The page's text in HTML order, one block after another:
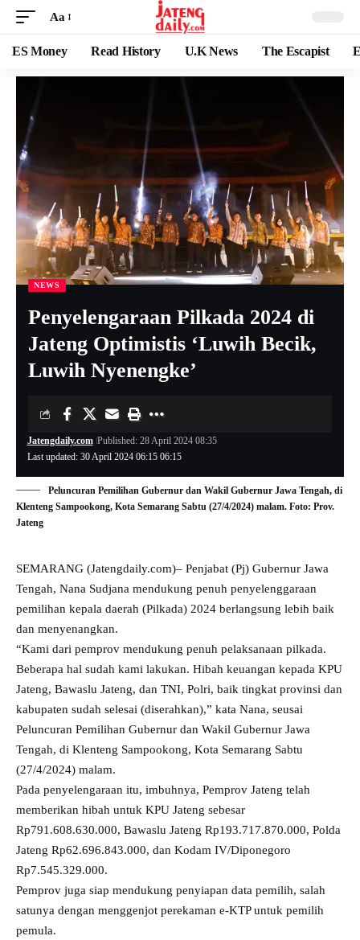
Aa
ES Money Read History U.K News The Escapist
NEWS
Penyelengaraan Pilkada 2024 di
Jateng Optimistis ‘Luwih Becik,
Luwih Nyenengke’
Last updated: 30 April 2024 06:15 06:15
Jatengdaily.com Published: 28 April 2024 08:35
Peluncuran Pemilihan Gubernur dan Wakil Gubernur Jawa Tengah, di
Klenteng Sampookong, Kota Semarang Sabtu (27/4/2024) malam. Foto: Prov.
Jateng
SEMARANG (Jatengdaily.com)– Penjabat (Pj) Gubernur Jawa
Tengah, Nana Sudjana mendukung penuh penyelenggaraan
pemilihan kepala daerah (Pilkada) 2024 berlangsung lebih baik
dan menyenangkan.
“Kami dari pemprov mendukung penuh pelaksanaan pilkada.
Beberapa hal sudah kami lakukan. Hibah keuangan kepada KPU
Jateng, Bawaslu Jateng, dan TNI, Polri, baik tingkat provinsi dan
kabupaten sudah selesai (diserahkan),” kata Nana, seusai
Peluncuran Pemilihan Gubernur dan Wakil Gubernur Jawa
Tengah, di Klenteng Sampookong, Kota Semarang Sabtu
(27/4/2024) malam.
Pada penyelengaraan itu, imbuhnya, Pemprov Jateng telah
memberikan hibah untuk KPU Jateng sebesar
Rp791.608.630.000, Bawaslu Jateng Rp193.717.870.000, Polda
Jateng Rp62.696.843.000, dan Kodam IV/Diponegoro
Rp7.545.329.000.
Pemprov juga siap mendukung penyiapan data pemilih, salah
satunya dengan menggenjot perekaman e-KTP untuk pemilih
pemula.